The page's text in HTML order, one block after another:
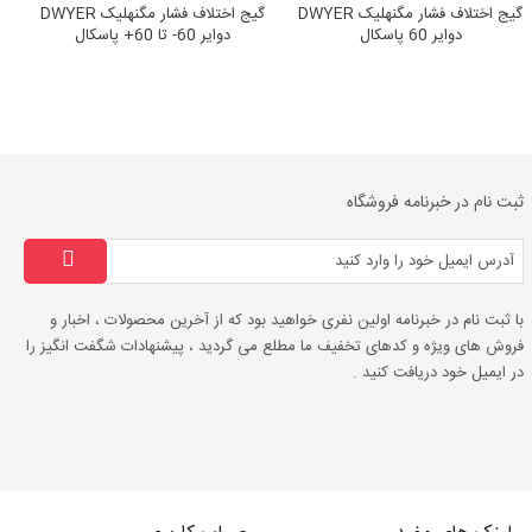
گیج اختلاف فشار مگنهلیک DWYER
دوایر 60- تا 60+ پاسکال
گیج اختلاف فشار مگنهلیک DWYER
دوایر 60 پاسکال
ثبت نام در خبرنامه فروشگاه
با ثبت نام در خبرنامه اولین نفری خواهید بود که از آخرین محصولات ، اخبار و
فروش های ویژه و کدهای تخفیف ما مطلع می گردید ، پیشنهادات شگفت انگیز را
در ایمیل خود دریافت کنید .